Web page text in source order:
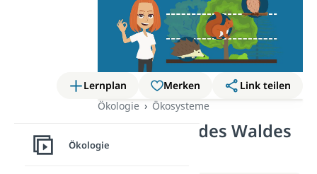
Lernplan Merken
Link teilen
Ökologie
Ökosysteme
Stockwerke des Waldes
(Video)
Ökologie